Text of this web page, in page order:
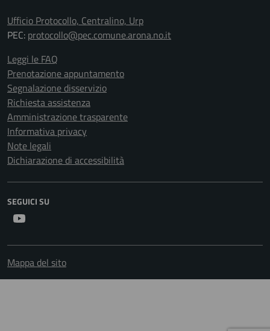
Ufficio Protocollo, Centralino, Urp
PEC: protocollo@pec.comune.arona.no.it
Leggi le FAQ
Prenotazione appuntamento
Segnalazione disservizio
Richiesta assistenza
Amministrazione trasparente
Informativa privacy
Note legali
Dichiarazione di accessibilità
SEGUICI SU
Mappa del sito